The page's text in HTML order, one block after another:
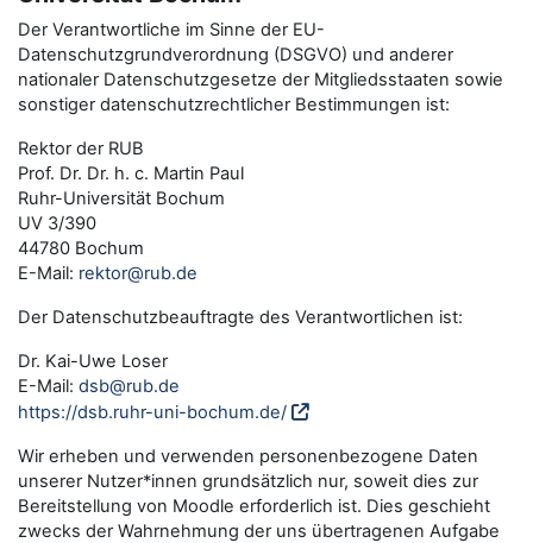
Der Verantwortliche im Sinne der EU-
Datenschutzgrundverordnung (DSGVO) und anderer
nationaler Datenschutzgesetze der Mitgliedsstaaten sowie
sonstiger datenschutzrechtlicher Bestimmungen ist:
Rektor der RUB
Prof. Dr. Dr. h. c. Martin Paul
Ruhr-Universität Bochum
UV 3/390
44780 Bochum
E-Mail: rektor@rub.de
Der Datenschutzbeauftragte des Verantwortlichen ist:
Dr. Kai-Uwe Loser
E-Mail: dsb@rub.de
https://dsb.ruhr-uni-bochum.de/
Wir erheben und verwenden personenbezogene Daten
unserer Nutzer*innen grundsätzlich nur, soweit dies zur
Bereitstellung von Moodle erforderlich ist. Dies geschieht
zwecks der Wahrnehmung der uns übertragenen Aufgabe